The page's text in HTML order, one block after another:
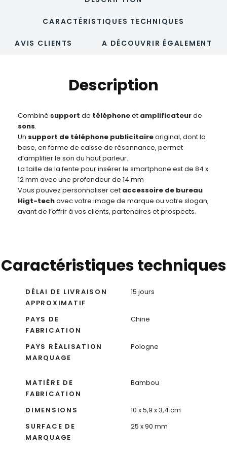
CARACTÉRISTIQUES TECHNIQUES
AVIS CLIENTS A DÉCOUVRIR ÉGALEMENT
Description
Combiné support de téléphoneet amplificateurde
sons.
Un support de téléphone publicitaireoriginal, dont la
base, en forme de caisse de résonnance, permet
d’amplifier le son du haut parleur.
La taille de la fente pour insérer le smartphone est de 84 x
12 mm avec une profondeur de 14 mm
Vous pouvez personnaliser cet accessoire de bureau
Higt-techavec votre image de marque ou votre slogan,
avant de l’offrir à vos clients, partenaires et prospects.
Caractéristiques techniques
DÉLAI DE LIVRAISON
APPROXIMATIF
15 jours
PAYS DE
FABRICATION
Chine
PAYS RÉALISATION
MARQUAGE
Pologne
MATIÈRE DE
FABRICATION
Bambou
DIMENSIONS
10 x 5,9 x 3,4 cm
SURFACE DE
MARQUAGE
25 x 90 mm